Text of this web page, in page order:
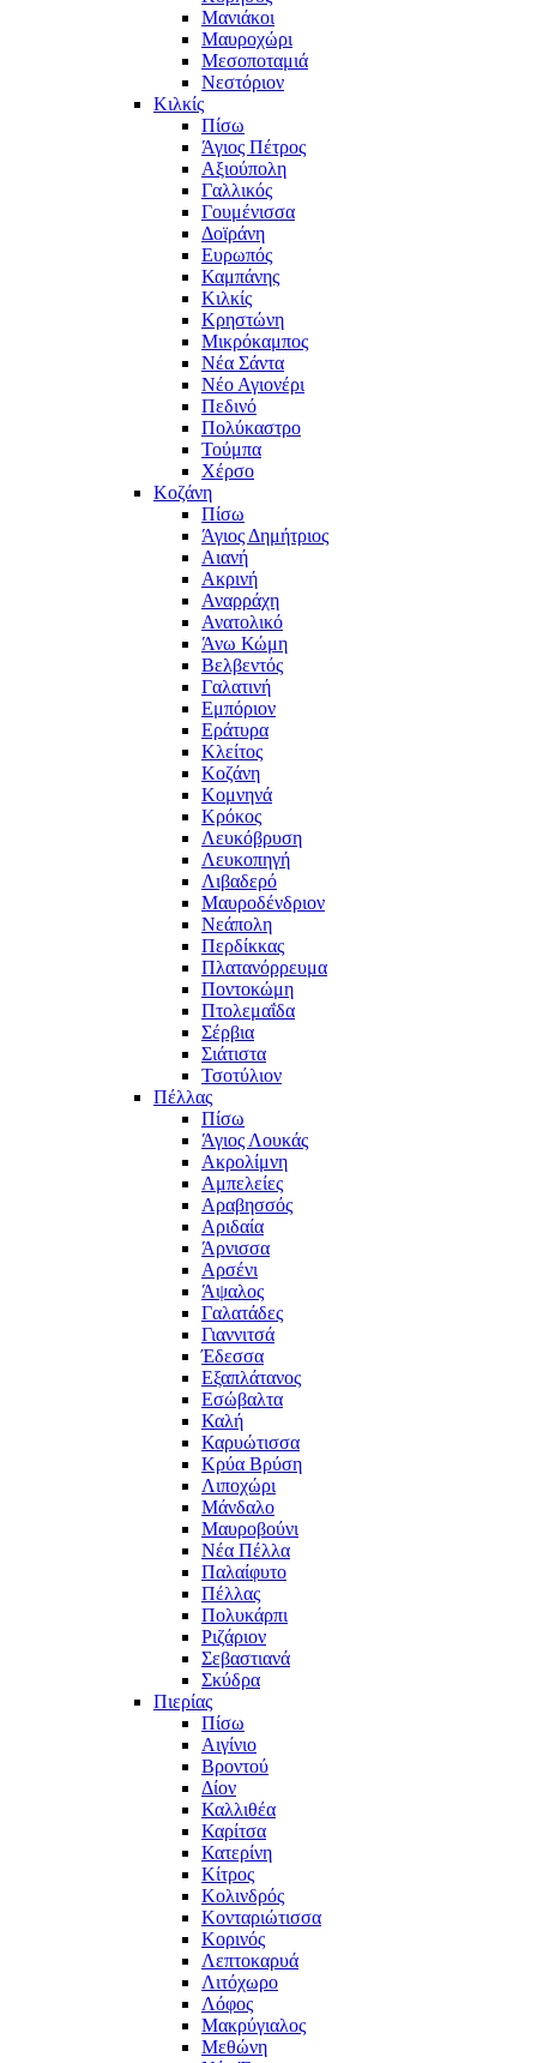
Μανιάκοι
Μαυροχώρι
Μεσοποταμιά
Νεστόριον
Κιλκίς
Πίσω
Άγιος Πέτρος
Αξιούπολη
Γαλλικός
Γουμένισσα
Δοϊράνη
Ευρωπός
Καμπάνης
Κιλκίς
Κρηστώνη
Μικρόκαμπος
Νέα Σάντα
Νέο Αγιονέρι
Πεδινό
Πολύκαστρο
Τούμπα
Χέρσο
Κοζάνη
Πίσω
Άγιος Δημήτριος
Αιανή
Ακρινή
Αναρράχη
Ανατολικό
Άνω Κώμη
Βελβεντός
Γαλατινή
Εμπόριον
Εράτυρα
Κλείτος
Κοζάνη
Κομνηνά
Κρόκος
Λευκόβρυση
Λευκοπηγή
Λιβαδερό
Μαυροδένδριον
Νεάπολη
Περδίκκας
Πλατανόρρευμα
Ποντοκώμη
Πτολεμαΐδα
Σέρβια
Σιάτιστα
Τσοτύλιον
Πέλλας
Πίσω
Άγιος Λουκάς
Ακρολίμνη
Αμπελείες
Αραβησσός
Αριδαία
Άρνισσα
Αρσένι
Άψαλος
Γαλατάδες
Γιαννιτσά
Έδεσσα
Εξαπλάτανος
Εσώβαλτα
Καλή
Καρυώτισσα
Κρύα Βρύση
Λιποχώρι
Μάνδαλο
Μαυροβούνι
Νέα Πέλλα
Παλαίφυτο
Πέλλας
Πολυκάρπι
Ριζάριον
Σεβαστιανά
Σκύδρα
Πιερίας
Πίσω
Αιγίνιο
Βροντού
Δίον
Καλλιθέα
Καρίτσα
Κατερίνη
Κίτρος
Κολινδρός
Κονταριώτισσα
Κορινός
Λεπτοκαρυά
Λιτόχωρο
Λόφος
Μακρύγιαλος
Μεθώνη